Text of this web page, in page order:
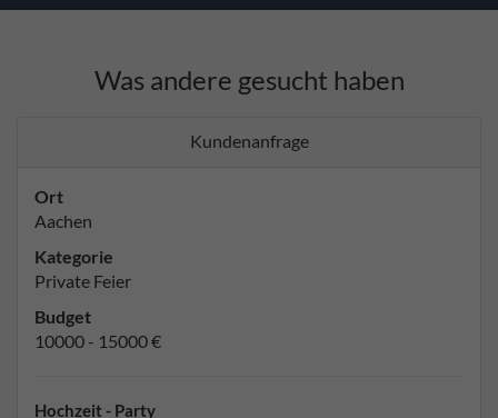
Was andere gesucht haben
Kundenanfrage
Ort
Aachen
Kategorie
Private Feier
Budget
10000 - 15000 €
Hochzeit - Party